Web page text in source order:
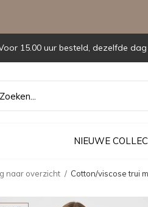
NIEUWE
15.00 uur besteld, dezelfde
naar overzicht Cotton/viscose trui